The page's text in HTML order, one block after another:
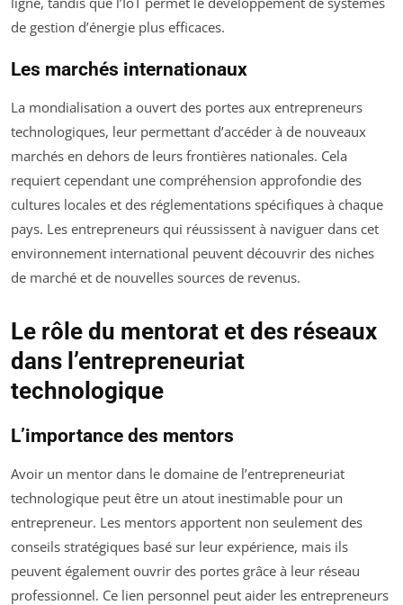
de gestion d’énergie plus efficaces.
Les marchés internationaux
La mondialisation a ouvert des portes aux entrepreneurs
technologiques, leur permettant d’accéder à de nouveaux
marchés en dehors de leurs frontières nationales. Cela
requiert cependant une compréhension approfondie des
cultures locales et des réglementations spécifiques à chaque
pays. Les entrepreneurs qui réussissent à naviguer dans cet
environnement international peuvent découvrir des niches
de marché et de nouvelles sources de revenus.
Le rôle du mentorat et des réseaux
dans l’entrepreneuriat
technologique
L’importance des mentors
Avoir un mentor dans le domaine de l’entrepreneuriat
technologique peut être un atout inestimable pour un
entrepreneur. Les mentors apportent non seulement des
conseils stratégiques basé sur leur expérience, mais ils
peuvent également ouvrir des portes grâce à leur réseau
professionnel. Ce lien personnel peut aider les entrepreneurs